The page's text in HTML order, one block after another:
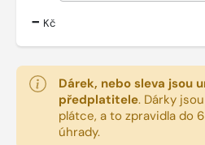
- Kč
Dárek, nebo sleva jsou
předplatitele. Dárky
plátce, a to zpravidla do
úhrady.